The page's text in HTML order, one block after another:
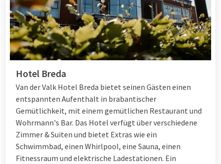
Hotel Breda
Van der Valk Hotel Breda bietet seinen Gästen einen
entspannten Aufenthalt in brabantischer
Gemütlichkeit, mit einem gemütlichen Restaurant und
Wohrmann's Bar. Das Hotel verfügt über verschiedene
Zimmer & Suiten und bietet Extras wie ein
Schwimmbad, einen Whirlpool, eine Sauna, einen
Fitnessraum und elektrische Ladestationen. Ein